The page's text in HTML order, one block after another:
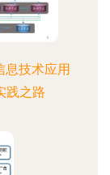
息技术应用
践之路